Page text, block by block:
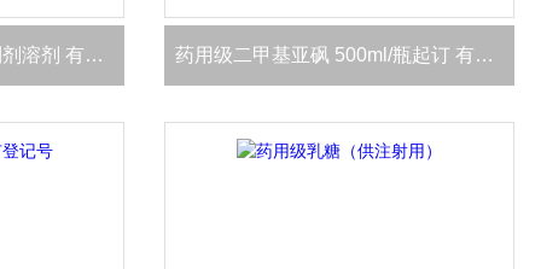
药用级二甲基亚砜 外用制剂溶剂 有备案号 药用级二甲基亚砜 500ml/瓶起订 有检测报告